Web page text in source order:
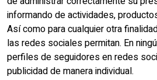
informando de actividades,
Así como para cualquier otra
las redes sociales permitan. En
perfiles de seguidores en redes
publicidad de manera individual.